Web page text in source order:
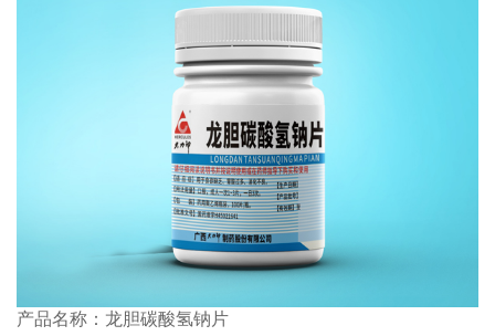
产品名称：龙胆碳酸氢钠片